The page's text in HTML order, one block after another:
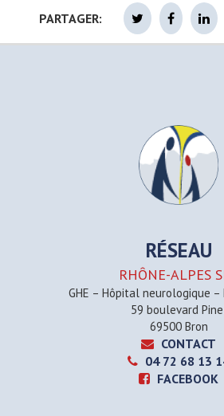
PARTAGER:
RÉSEAU
RHÔNE-ALPES
GHE – Hôpital neurologique –
59 boulevard
69500 Bron
CONTACT
04 72 68 13
FACEBOOK